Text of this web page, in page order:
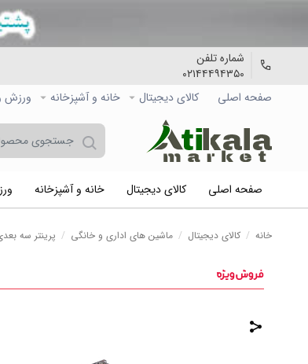
شماره تلفن
۰۲۱۴۴۴۹۴۳۵۰
صفحه اصلی
کالاي دیجیتال خانه و آشپزخانه ورزش
صفحه اصلی کالاي دیجیتال خانه و آشپزخانه
خانه / کالاي دیجیتال / ماشین های اداری و خانگی / پرینتر سه